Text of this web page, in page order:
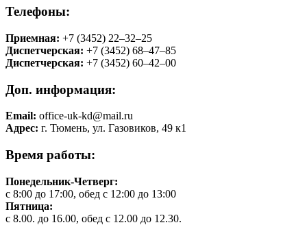
Телефоны:
Приемная: +7 (3452) 22‒32‒25
Диспетчерская: +7 (3452) 68‒47‒85
Диспетчерская: +7 (3452) 60‒42‒00
Доп. информация:
Email: office-uk-kd@mail.ru
Адрес: г. Тюмень, ул. Газовиков, 49 к1
Время работы:
Понедельник-Четверг:
с 8:00 до 17:00, обед с 12:00 до 13:00
Пятница:
с 8.00. до 16.00, обед с 12.00 до 12.30.